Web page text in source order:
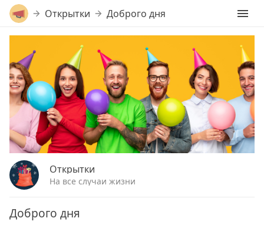
Открытки Доброго дня
Открытки
На все случаи жизни
Доброго дня